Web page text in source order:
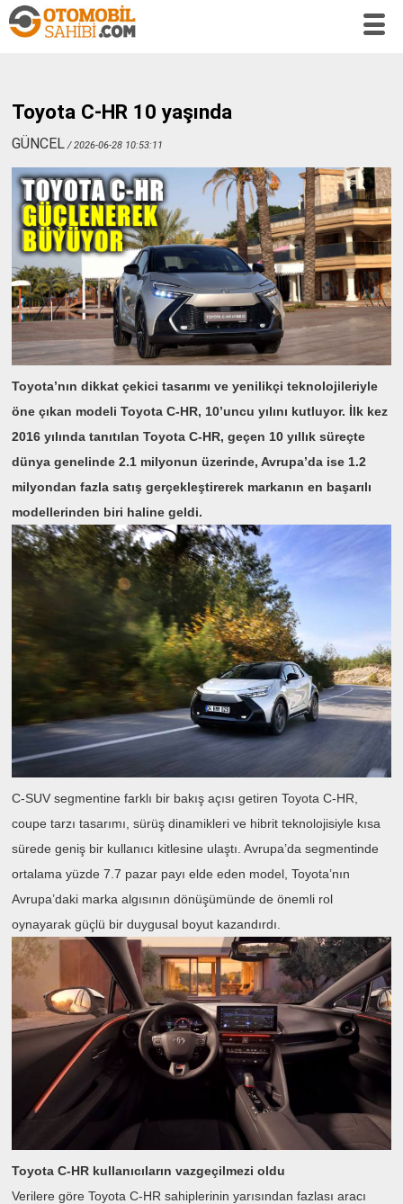
Toyota C-HR 10 yaşında
GÜNCEL / 2026-06-28 10:53:11
Toyota’nın dikkat çekici tasarımı ve yenilikçi teknolojileriyle
öne çıkan modeli Toyota C-HR, 10’uncu yılını kutluyor. İlk kez
2016 yılında tanıtılan Toyota C-HR, geçen 10 yıllık süreçte
dünya genelinde 2.1 milyonun üzerinde, Avrupa’da ise 1.2
milyondan fazla satış gerçekleştirerek markanın en başarılı
modellerinden biri haline geldi.
C-SUV segmentine farklı bir bakış açısı getiren Toyota C-HR,
coupe tarzı tasarımı, sürüş dinamikleri ve hibrit teknolojisiyle kısa
sürede geniş bir kullanıcı kitlesine ulaştı. Avrupa’da segmentinde
ortalama yüzde 7.7 pazar payı elde eden model, Toyota’nın
Avrupa’daki marka algısının dönüşümünde de önemli rol
oynayarak güçlü bir duygusal boyut kazandırdı.
Toyota C-HR kullanıcıların vazgeçilmezi oldu
Verilere göre Toyota C-HR sahiplerinin yarısından fazlası aracı